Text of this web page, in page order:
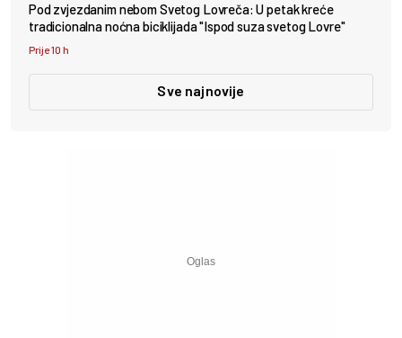
Pod zvjezdanim nebom Svetog Lovreča: U petak kreće
tradicionalna noćna biciklijada "Ispod suza svetog Lovre"
Prije 10 h
Sve najnovije